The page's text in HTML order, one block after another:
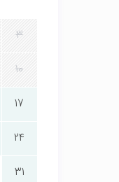
3
10
17
24
31